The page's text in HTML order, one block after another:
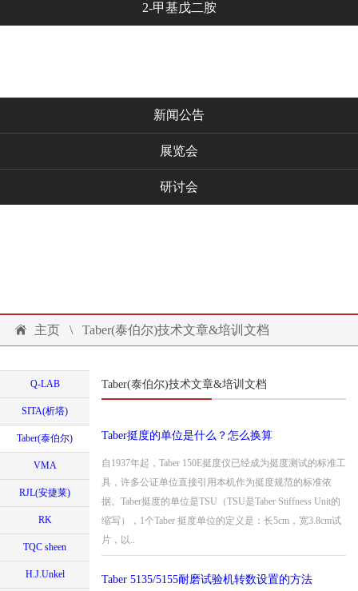
2-甲基戊二胺
新闻公告
展览会
研讨会
主页 \ Taber(泰伯尔)技术文章&培训文档
Q-LAB
SITA(析塔)
Taber(泰伯尔)
VMA
RJL(安捷莱)
RK
TQC sheen
H.J.Unkel
Taber(泰伯尔)技术文章&培训文档
Taber挺度的单位是什么？怎么换算
自1937年起，Taber 150E挺度仪已经成为挺度测试的标准工
具，许多公证单位直接引用本机作为挺度规范的标准依
据。Taber挺度的单位是TSU（TSU是Taber Stiffness Unit的
缩写），1个Taber 挺度单位的定义是：长5cm，宽3.8cm试
片，以..
Taber 5135/5155耐磨试验机转数设置的方法